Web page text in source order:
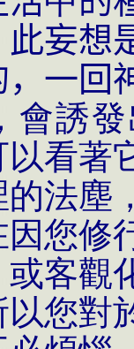
此妄想
一回
會誘
看著
法塵
因您修
客觀
您對